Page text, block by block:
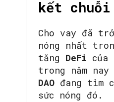
kết chuỗi
Cho vay đã
nóng nhất
tăng DeFi của
trong năm nay
DAO đang tìm
sức nóng đó.